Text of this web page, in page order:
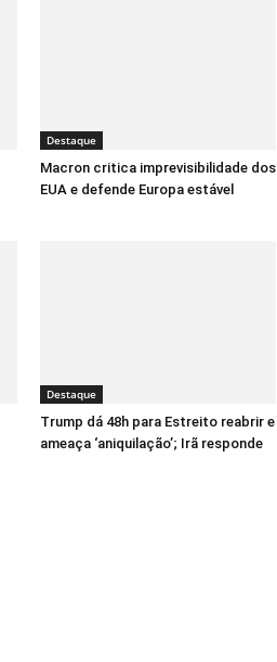
Destaque
Macron critica imprevisibilidade dos
EUA e defende Europa estável
Destaque
Trump dá 48h para Estreito reabrir e
ameaça ‘aniquilação’; Irã responde